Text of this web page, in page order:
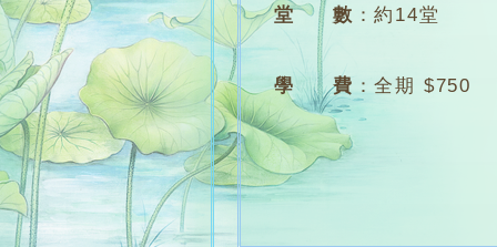
堂 數 ：約14堂
學 費 ：全期 $750